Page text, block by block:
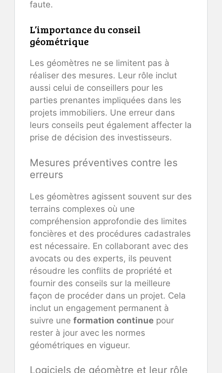
faute.
L’importance du conseil
géométrique
Les géomètres ne se limitent pas à
réaliser des mesures. Leur rôle inclut
aussi celui de conseillers pour les
parties prenantes impliquées dans les
projets immobiliers. Une erreur dans
leurs conseils peut également affecter la
prise de décision des investisseurs.
Mesures préventives contre les
erreurs
Les géomètres agissent souvent sur des
terrains complexes où une
compréhension approfondie des limites
foncières et des procédures cadastrales
est nécessaire. En collaborant avec des
avocats ou des experts, ils peuvent
résoudre les conflits de propriété et
fournir des conseils sur la meilleure
façon de procéder dans un projet. Cela
inclut un engagement permanent à
suivre une formation continue pour
rester à jour avec les normes
géométriques en vigueur.
Logiciels de géomètre et leur rôle